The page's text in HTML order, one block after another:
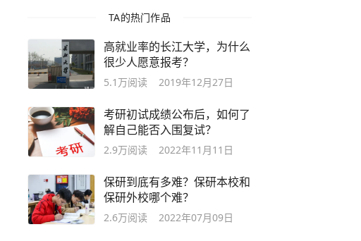
TA的热门作品
高就业率的长江大学，为什么
很少人愿意报考？
5.1万阅读 2019年12月27日
考研初试成绩公布后，如何了
解自己能否入围复试？
2.9万阅读 2022年11月11日
保研到底有多难？保研本校和
保研外校哪个难？
2.6万阅读 2022年07月09日